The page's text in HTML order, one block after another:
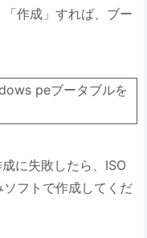
作成」すれば、ブー
に失敗したら、ISO
フトで作成してくだ